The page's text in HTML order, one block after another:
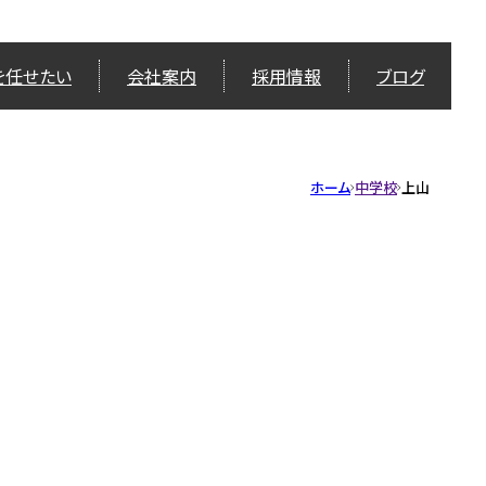
せたい 会社案内 採用情報 ブログ
ホーム 中学校 上山